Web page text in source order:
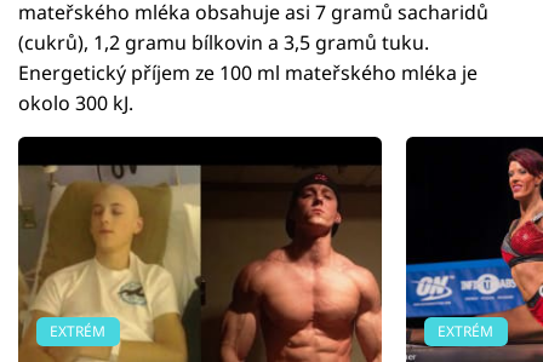
mateřského mléka obsahuje asi 7 gramů sacharidů
(cukrů), 1,2 gramu bílkovin a 3,5 gramů tuku.
Energetický příjem ze 100 ml mateřského mléka je
okolo 300 kJ.
EXTRÉM EXTRÉM